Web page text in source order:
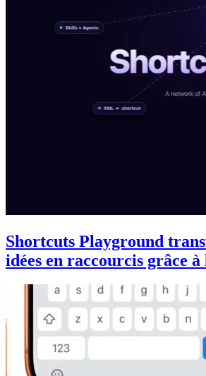
Shortcuts Playground
idées en raccourcis grâce à